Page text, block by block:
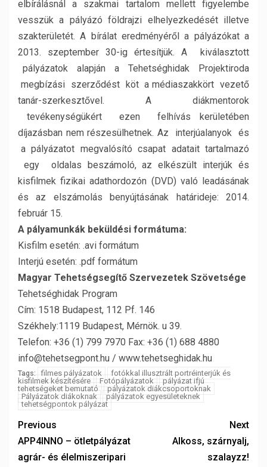
elbírálásnál a szakmai tartalom mellett figyelembe
vesszük a pályázó földrajzi elhelyezkedését illetve
szakterületét. A bírálat eredményéről a pályázókat a
2013. szeptember 30-ig értesítjük. A kiválasztott
pályázatok alapján a Tehetséghidak Projektiroda
megbízási szerződést köt a médiaszakkört vezető
tanár-szerkesztővel. A diákmentorok
tevékenységükért ezen felhívás kerületében
díjazásban nem részesülhetnek. Az interjúalanyok és
a pályázatot megvalósító csapat adatait tartalmazó
egy oldalas beszámoló, az elkészült interjúk és
kisfilmek fizikai adathordozón (DVD) való leadásának
és az elszámolás benyújtásának határideje: 2014.
február 15.
A pályamunkák beküldési formátuma:
Kisfilm esetén: .avi formátum
Interjú esetén: .pdf formátum
Magyar Tehetségsegítő Szervezetek Szövetsége
Tehetséghidak Program
Cím: 1518 Budapest, 112 Pf. 146
Székhely:1119 Budapest, Mérnök. u 39.
Telefon: +36 (1) 799 7970 Fax: +36 (1) 688 4880
info@tehetsegpont.hu / www.tehetseghidak.hu
Tags: filmes pályázatok
fotókkal illusztrált portréinterjúk és
kisfilmek készítésére
Fotópályázatok
pályázat ifjú
tehetségeket bemutató
pályázatok diákcsoportoknak
Pályázatok diákoknak
pályázatok egyesületeknek
tehetségpontok pályázat
Previous
APP4INNO – ötletpályázat
agrár- és élelmiszeripari
Next
Alkoss, szárnyalj,
szalayzz!